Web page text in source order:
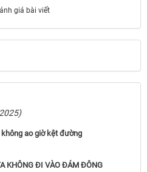
giá bài viết
ao giờ kệt đường
KHÔNG ĐI VÀO ĐÁM ĐÔNG